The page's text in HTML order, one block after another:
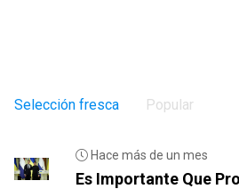
Selección fresca Popular
Hace más de un mes
Es Importante Que